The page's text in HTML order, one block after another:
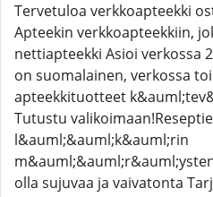
Tervetuloa verkkoapteekki
Apteekin verkkoapteekkiin,
nettiapteekki Asioi verkossa
on suomalainen, verkossa
apteekkituotteet
Tutustu
l&auml;&auml;k&auml;rin
olla sujuvaa ja vaivatonta